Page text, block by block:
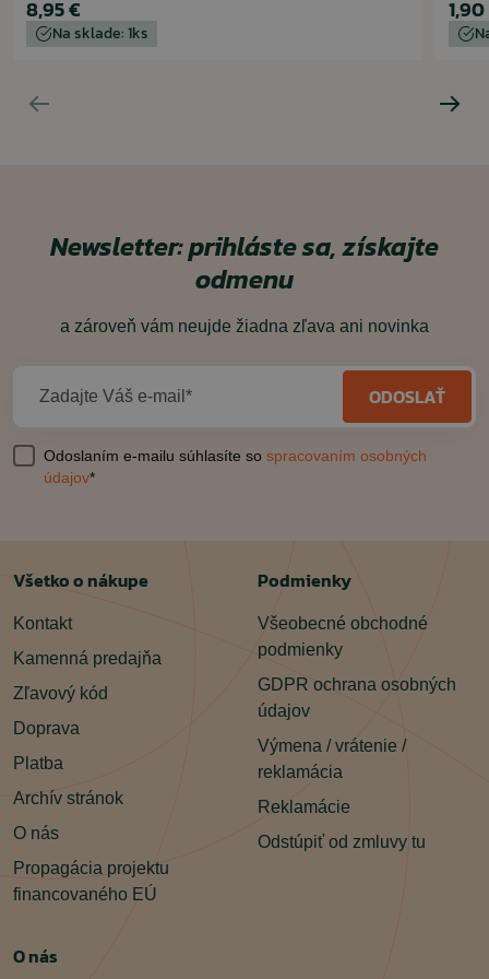
8,95 €
Na sklade: 1ks
Newsletter: prihláste sa, získajte
odmenu
a zároveň vám neujde žiadna zľava ani novinka
Zadajte Váš e-mail* ODOSLAŤ
Odoslaním e-mailu súhlasíte so spracovaním osobných
údajov*
Všetko o nákupe
Kontakt
Kamenná predajňa
Zľavový kód
Doprava
Platba
Archív stránok
O nás
Propagácia projektu
financovaného EÚ
Podmienky
Všeobecné obchodné
podmienky
GDPR ochrana osobných
údajov
Výmena / vrátenie /
reklamácia
Reklamácie
Odstúpiť od zmluvy tu
O nás